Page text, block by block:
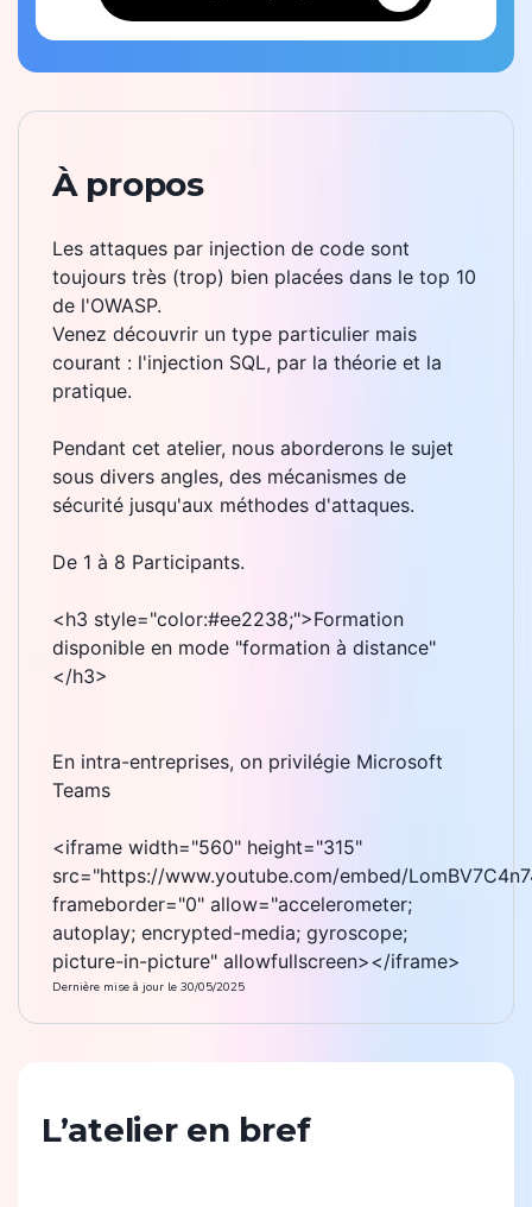
L’atelier en bref
À propos
Les attaques par injection de code sont
toujours très (trop) bien placées dans le top 10
de l'OWASP.
Venez découvrir un type particulier mais
courant : l'injection SQL, par la théorie et la
pratique.
Pendant cet atelier, nous aborderons le sujet
sous divers angles, des mécanismes de
sécurité jusqu'aux méthodes d'attaques.
De 1 à 8 Participants.
<h3 style="color:#ee2238;">Formation
disponible en mode "formation à distance"
</h3>
En intra-entreprises, on privilégie Microsoft
Teams
<iframe width="560" height="315"
src="https://www.youtube.com/embed/
frameborder="0" allow="accelerometer;
autoplay; encrypted-media; gyroscope;
picture-in-picture" allowfullscreen></iframe>
Dernière mise à jour le 30/05/2025